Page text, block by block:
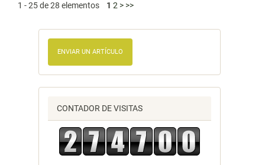
1 - 25 de 28 elementos 1 2 > >>
ENVIAR UN ARTÍCULO
CONTADOR DE VISITAS